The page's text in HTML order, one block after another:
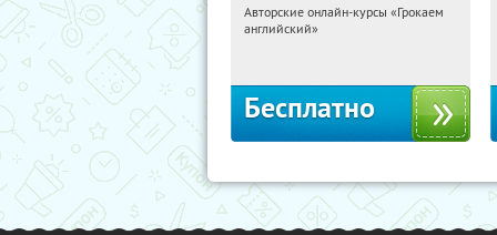
02:22:49 Получили:
Авторские онлайн-курсы «Грокаем
английский»
Бесплатно